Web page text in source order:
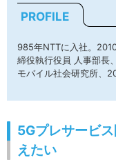
PROFILE
985年NTTに入社。
締役執行役員 人事部長
モバイル社会研究所、
5Gプレサービ
えたい